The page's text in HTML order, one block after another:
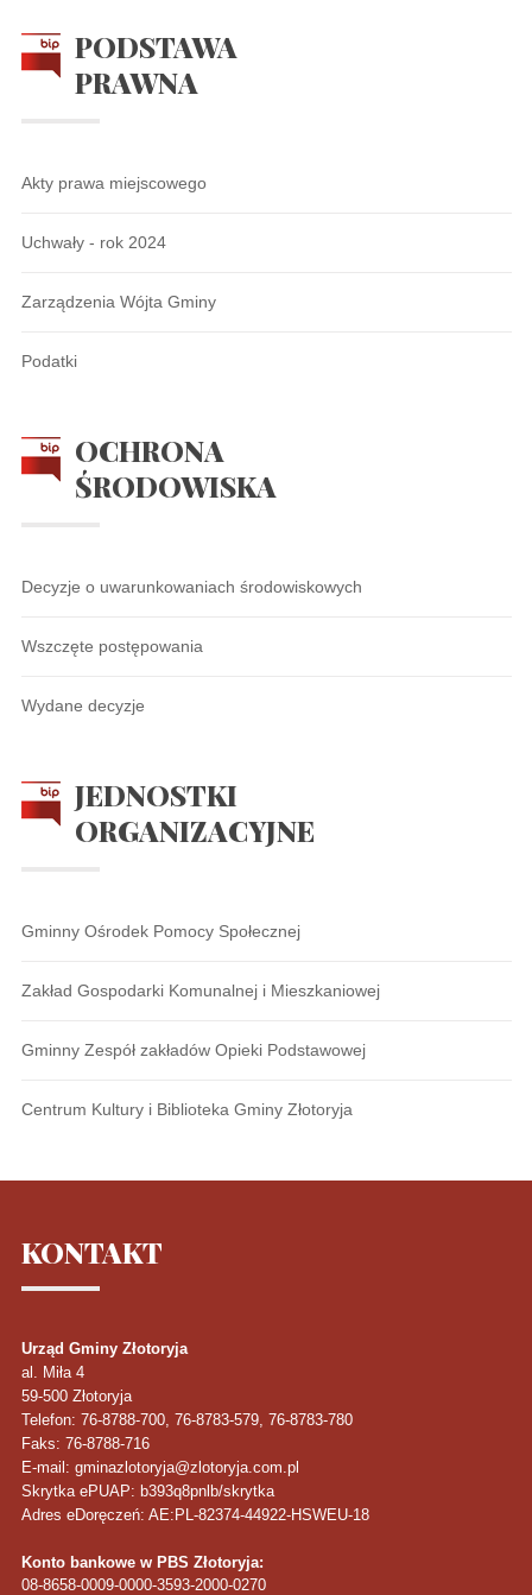
PODSTAWA
PRAWNA
Akty prawa miejscowego
Uchwały - rok 2024
Zarządzenia Wójta Gminy
Podatki
OCHRONA
ŚRODOWISKA
Decyzje o uwarunkowaniach środowiskowych
Wszczęte postępowania
Wydane decyzje
JEDNOSTKI
ORGANIZACYJNE
Gminny Ośrodek Pomocy Społecznej
Zakład Gospodarki Komunalnej i Mieszkaniowej
Gminny Zespół zakładów Opieki Podstawowej
Centrum Kultury i Biblioteka Gminy Złotoryja
KONTAKT
Urząd Gminy Złotoryja
al. Miła 4
59-500 Złotoryja
Telefon: 76-8788-700, 76-8783-579, 76-8783-780
Faks: 76-8788-716
E-mail: gminazlotoryja@zlotoryja.com.pl
Skrytka ePUAP: b393q8pnlb/skrytka
Adres eDoręczeń: AE:PL-82374-44922-HSWEU-18
Konto bankowe w PBS Złotoryja:
08-8658-0009-0000-3593-2000-0270